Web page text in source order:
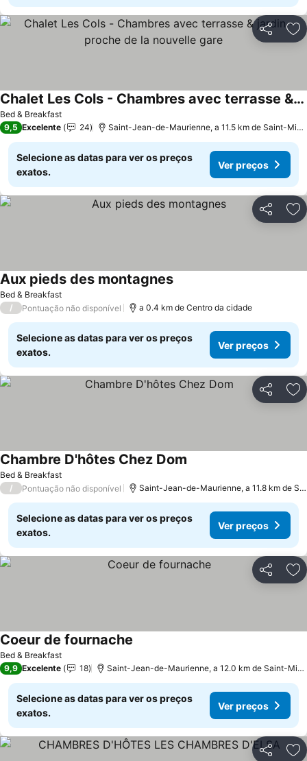
Partilhar
Bed & Breakfast
Chalet Les Cols - Chambres avec terrasse & jardin - proche de la nouvelle gare
Ver preços
9,5 Excelente 24 Saint-Jean-de-Maurienne, a 11.5 km de Saint-
Selecione as datas para ver os preços
exatos.
Ver preços
Partilhar
Bed & Breakfast
Aux pieds des montagnesVer preços
/ Pontuação não disponível a 0.4 km de Centro da cidade
Selecione as datas para ver os preços
exatos.
Ver preços
Partilhar
Bed & Breakfast
Chambre D'hôtes Chez Dom
/ Pontuação não disponível Saint-Jean-de-Maurienne, a 11.8 km de
Selecione as datas para ver os preços
exatos.
Ver preços
Partilhar
Bed & Breakfast
Coeur de fournache
9,9 Excelente 18 Saint-Jean-de-Maurienne, a 12.0 km de Saint-
Selecione as datas para ver os preços
exatos.
Ver preços
Partilhar